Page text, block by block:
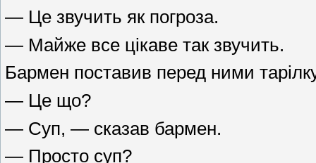
— Це звучить як погроза.
— Майже все цікаве так звучить.
Бармен поставив перед ними
— Це що?
— Суп, — сказав бармен.
— Просто суп?